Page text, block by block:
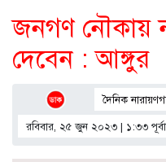
জনগণ নৌকায়
দেবেন : আঙ্গুর
দৈনিক
রবিবার, ২৫ জুন ২০২৩ | ১:৩৩